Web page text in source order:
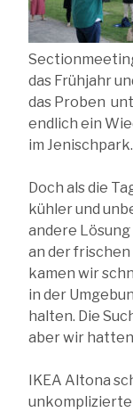
das Frühjahr
das Proben
endlich ein
im Jenischpark.
Doch als die
kühler und
andere Lösung
an der frischen
kamen wir
in der
halten. Die
aber wir hatten
IKEA Altona